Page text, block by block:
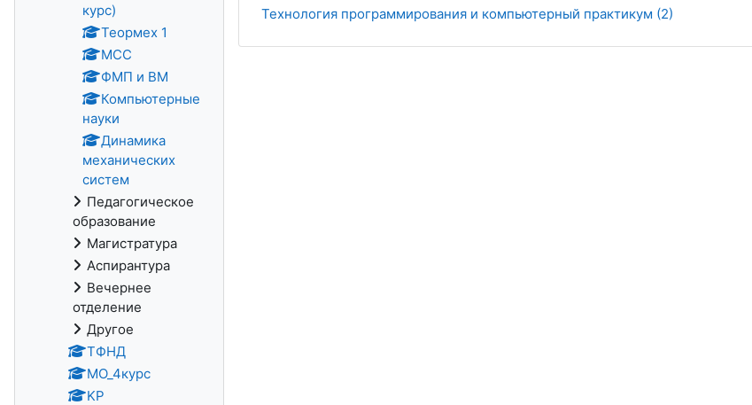
Технология программирования и компьютерный практикум (2)
курс)
Теормех 1
МСС
ФМП и ВМ
Компьютерные
науки
Динамика
механических
систем
Педагогическое
образование
Магистратура
Аспирантура
Вечернее
отделение
Другое
ТФНД
МО_4курс
KP